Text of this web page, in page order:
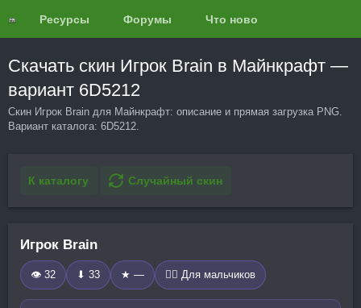
Ресурсы Форумы Что нового?
Скачать скин Игрок Brain в Майнкрафт —
вариант 6D5212
Скин Игрок Brain для Майнкрафт: описание и прямая загрузка PNG.
Вариант каталога: 6D5212.
К каталогу Случайный скин
Игрок Brain
👁 32 ⬇ 33 ★ — 🧍‍♂️ Для мальчиков